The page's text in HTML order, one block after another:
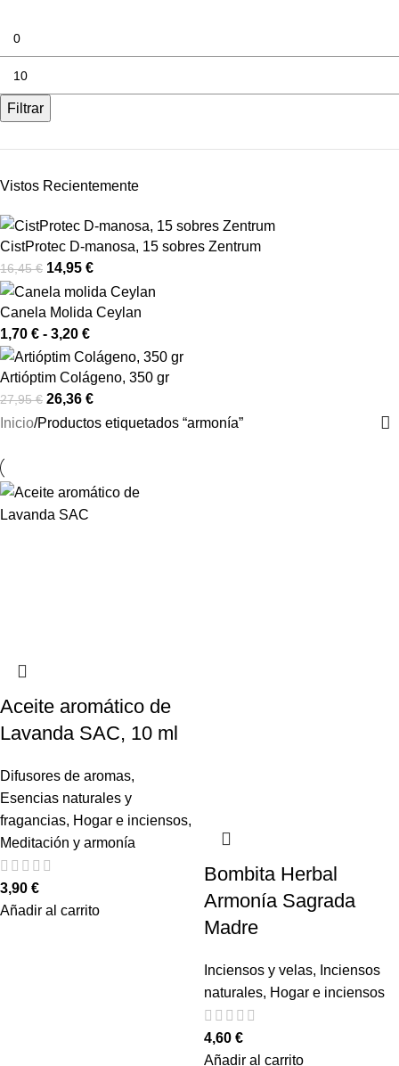
Filtrar
Vistos Recientemente
CistProtec D-manosa, 15 sobres Zentrum
16,45€ 14,95 €
Canela Molida Ceylan
1,70 € - 3,20 €
Artióptim Colágeno, 350 gr
27,95€ 26,36 €
Inicio Productos etiquetados “armonía”
Aceite aromático de
Lavanda SAC, 10 ml
Difusores de aromas,
Esencias naturales y
fragancias, Hogar e inciensos,
Meditación y armonía
3,90 €
Añadir al carrito
Bombita Herbal
Armonía Sagrada
Madre
Inciensos y velas, Inciensos
naturales, Hogar e inciensos
4,60 €
Añadir al carrito